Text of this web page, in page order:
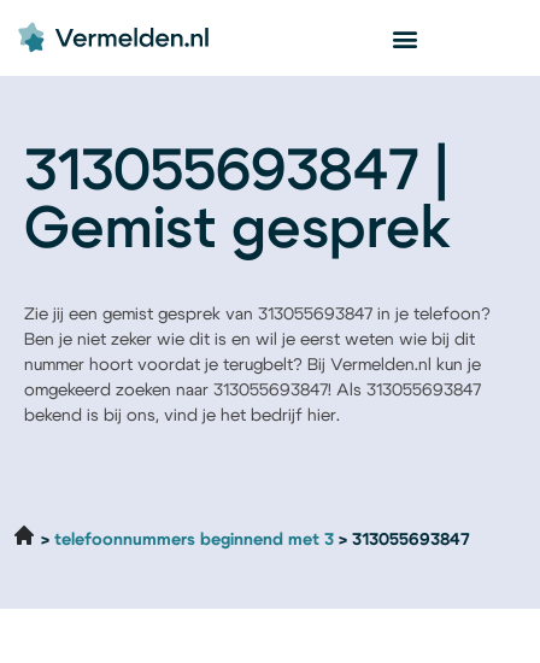
313055693847 |
Gemist gesprek
Zie jij een gemist gesprek van 313055693847 in je telefoon?
Ben je niet zeker wie dit is en wil je eerst weten wie bij dit
nummer hoort voordat je terugbelt? Bij Vermelden.nl kun je
omgekeerd zoeken naar 313055693847! Als 313055693847
bekend is bij ons, vind je het bedrijf hier.
telefoonnummers beginnend met 3 313055693847